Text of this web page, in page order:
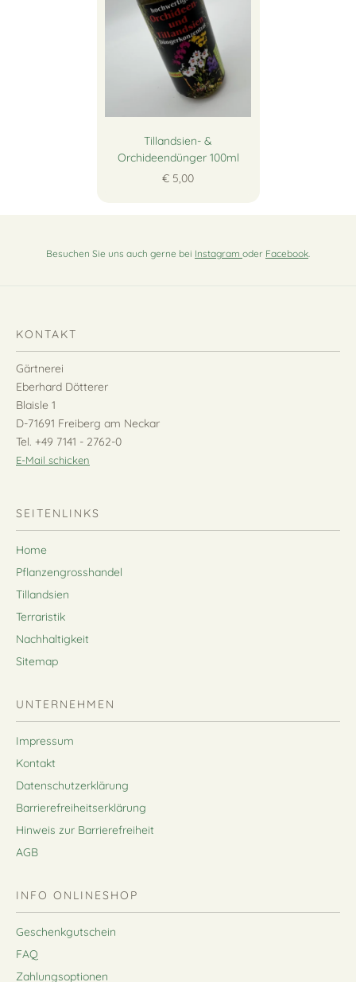
Tillandsien- &
Orchideendünger 100ml
€ 5,00
Besuchen Sie uns auch gerne bei Instagram oder Facebook
KONTAKT
Gärtnerei
Eberhard Dötterer
Blaisle 1
D-71691 Freiberg am Neckar
Tel. +49 7141 - 2762-0
E-Mail schicken
SEITENLINKS
Home
Pflanzengrosshandel
Tillandsien
Terraristik
Nachhaltigkeit
Sitemap
UNTERNEHMEN
Impressum
Kontakt
Datenschutzerklärung
Barrierefreiheitserklärung
Hinweis zur Barrierefreiheit
AGB
INFO ONLINESHOP
Geschenkgutschein
FAQ
Zahlungsoptionen